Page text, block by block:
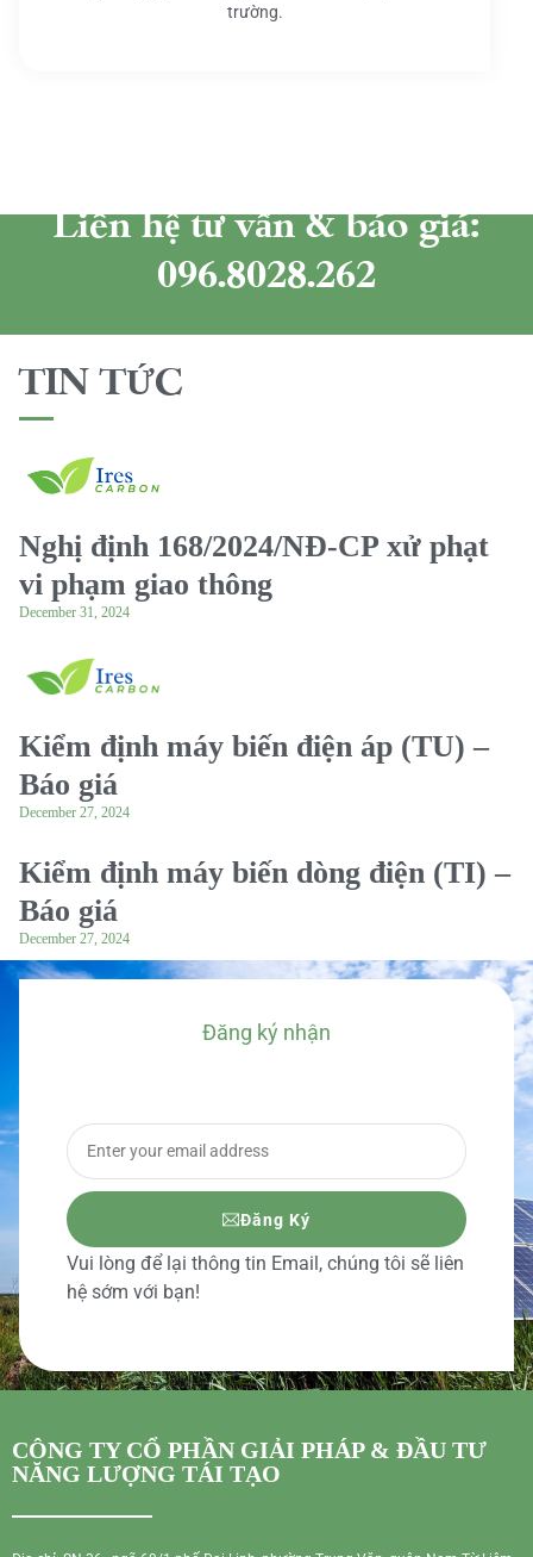
trường.
Liên hệ tư vấn & báo giá:
096.8028.262
TIN TỨC
Nghị định 168/2024/NĐ-CP xử phạt
vi phạm giao thông
December 31, 2024
Kiểm định máy biến điện áp (TU) –
Báo giá
December 27, 2024
Kiểm định máy biến dòng điện (TI) –
Báo giá
December 27, 2024
Đăng ký nhận
Đăng Ký
Vui lòng để lại thông tin Email, chúng tôi sẽ liên
hệ sớm với bạn!
CÔNG TY CỔ PHẦN GIẢI PHÁP & ĐẦU TƯ
NĂNG LƯỢNG TÁI TẠO